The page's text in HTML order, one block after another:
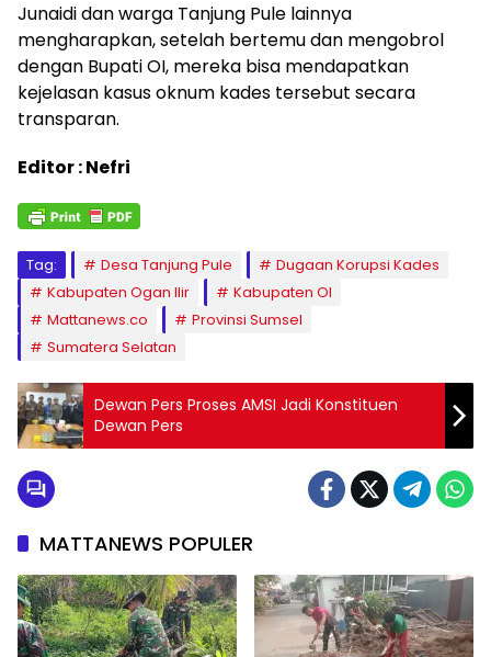
Junaidi dan warga Tanjung Pule lainnya
mengharapkan, setelah bertemu dan mengobrol
dengan Bupati OI, mereka bisa mendapatkan
kejelasan kasus oknum kades tersebut secara
transparan.
Editor : Nefri
Tag: Desa Tanjung Pule
Dugaan Korupsi Kades
Kabupaten Ogan Ilir
Kabupaten OI
Mattanews.co
Provinsi Sumsel
Sumatera Selatan
Dewan Pers Proses AMSI Jadi Konstituen
Dewan Pers
MATTANEWS POPULER